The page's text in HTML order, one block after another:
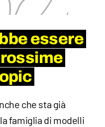
essere
che sta già
famiglia di modelli